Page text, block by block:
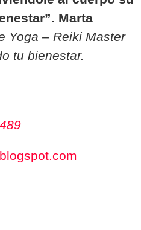
Marta
Yoga – Reiki Master
tu bienestar.